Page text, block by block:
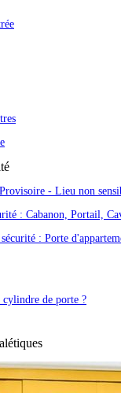
- Lieu non
: Cabanon, Portail,
: Porte
de porte ?